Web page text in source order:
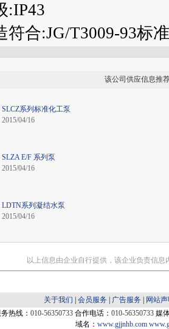
:IP43
符合:JG/T3009-93标准
该公司供应信息推
SLCZ系列标准化工泵
2015/04/16
SLZA E/F 系列泵
2015/04/16
LDTN系列凝结水泵
2015/04/16
以上信息由企业自行提供，该企业负责信
关于我们 会员服务 广告服务
网站
热线： 010-56350733 合作电话： 010-56350733 媒
域名： www.gjjnhb.com